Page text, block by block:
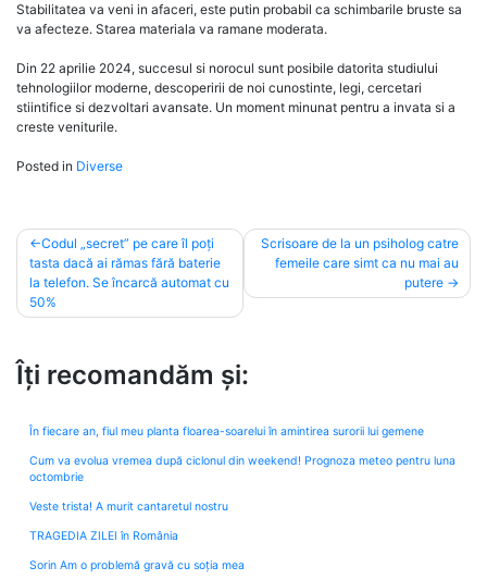
Stabilitatea va veni in afaceri, este putin probabil ca schimbarile bruste sa
va afecteze. Starea materiala va ramane moderata.
Din 22 aprilie 2024, succesul si norocul sunt posibile datorita studiului
tehnologiilor moderne, descoperirii de noi cunostinte, legi, cercetari
stiintifice si dezvoltari avansate. Un moment minunat pentru a invata si a
creste veniturile.
Posted in Diverse
Post
navigation
Codul „secret” pe care îl poți
tasta dacă ai rămas fără baterie
la telefon. Se încarcă automat cu
50%
Scrisoare de la un psiholog catre
femeile care simt ca nu mai au
putere
Îți recomandăm și:
În fiecare an, fiul meu planta floarea-soarelui în amintirea surorii lui gemene
Cum va evolua vremea după ciclonul din weekend! Prognoza meteo pentru luna
octombrie
Veste trista! A murit cantaretul nostru
TRAGEDIA ZILEI în România
Sorin Am o problemă gravă cu soția mea